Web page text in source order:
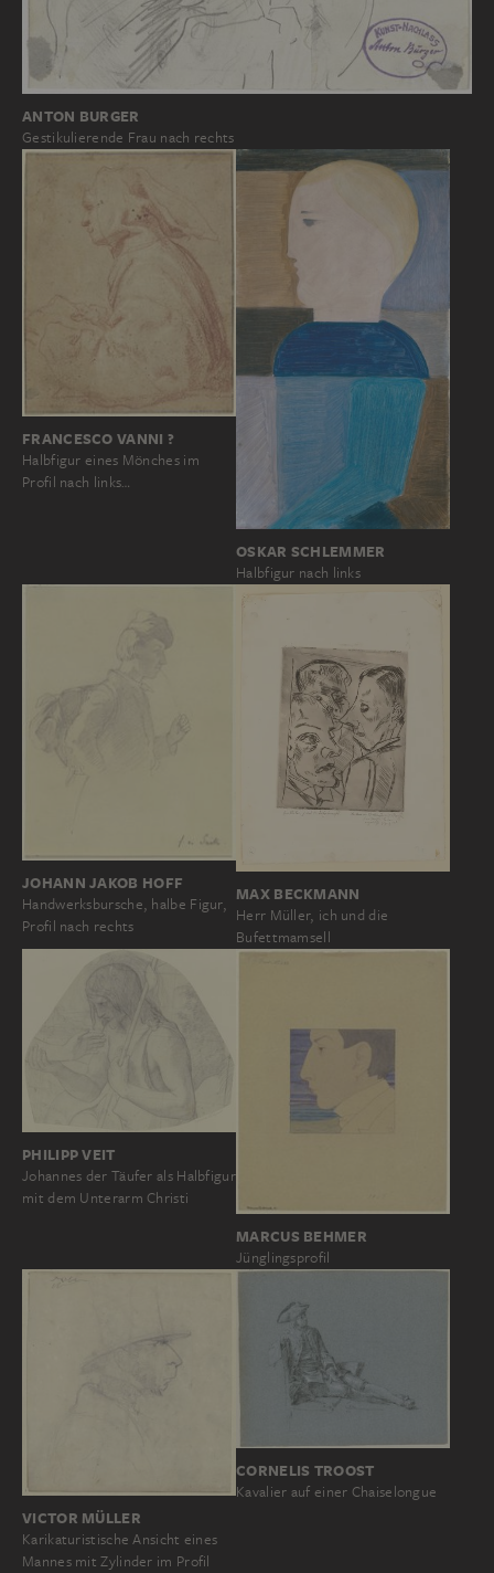
ANTON BURGER
Gestikulierende Frau nach rechts
FRANCESCO VANNI ?
Halbfigur eines Mönches im
Profil nach links…
OSKAR SCHLEMMER
Halbfigur nach links
JOHANN JAKOB HOFF
Handwerksbursche, halbe Figur,
Profil nach rechts
MAX BECKMANN
Herr Müller, ich und die
Bufettmamsell
PHILIPP VEIT
Johannes der Täufer als Halbfigur
mit dem Unterarm Christi
MARCUS BEHMER
Jünglingsprofil
VICTOR MÜLLER
Karikaturistische Ansicht eines
Mannes mit Zylinder im Profil
CORNELIS TROOST
Kavalier auf einer Chaiselongue